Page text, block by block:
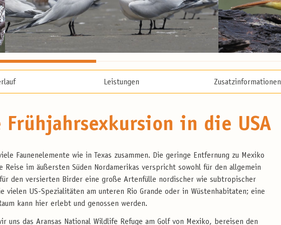
Leistungen Zusatzinformationen
in die USA
Faunenelemente wie in Texas zusammen. Die geringe Entfernung zu Mexiko
Reise im äußersten Süden Nordamerikas verspricht sowohl für den allgemein
den versierten Birder eine große Artenfülle nordischer wie subtropischer
vielen US-Spezialitäten am unteren Rio Grande oder in Wüstenhabitaten; eine
kann hier erlebt und genossen werden.
uns das Aransas National Wildlife Refuge am Golf von Mexiko, bereisen den